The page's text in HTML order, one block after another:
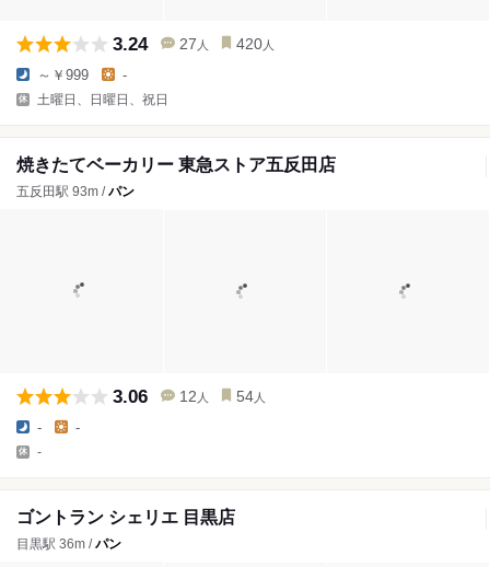
3.24 27 人 420 人
～￥999 -
土曜日、日曜日、祝日
焼きたてベーカリー 東急ストア五反田店
五反田駅 93m /パン
3.06 12 人 54 人
- -
-
ゴントラン シェリエ 目黒店
目黒駅 36m /パン